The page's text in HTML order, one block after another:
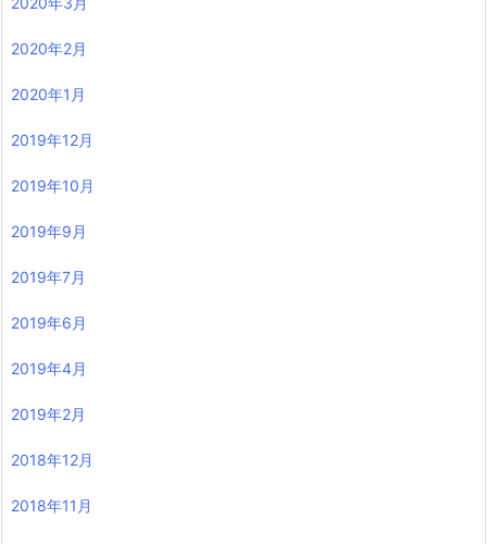
2020年2月
2020年1月
2019年12月
2019年10月
2019年9月
2019年7月
2019年6月
2019年4月
2019年2月
2018年12月
2018年11月